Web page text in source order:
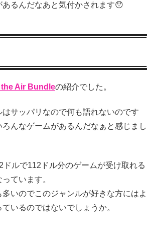
あるんだなあと気付かされます😯
Air Bundleの紹介でした。
サッパリなので何も語れないのです
んなゲームがあるんだなぁと感じまし
ドルで112ドル分のゲームが受け取れる
ています。
いのでこのジャンルが好きな方にはよ
いるのではないでしょうか。